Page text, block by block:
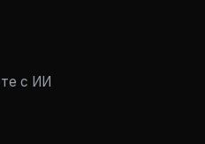
с ИИ